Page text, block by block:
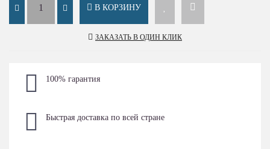
В КОРЗИНУ
ЗАКАЗАТЬ В ОДИН КЛИК
100% гарантия
Быстрая доставка по всей стране